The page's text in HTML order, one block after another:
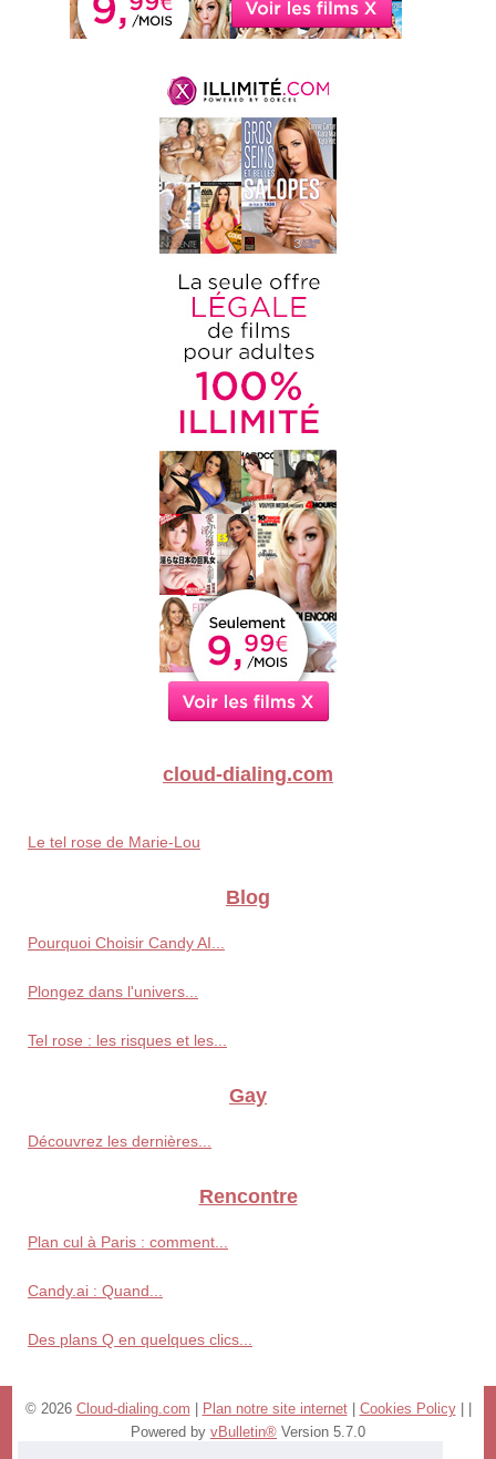
cloud-dialing.com
Le tel rose de Marie-Lou
Blog
Pourquoi Choisir Candy AI...
Plongez dans l'univers...
Tel rose : les risques et les...
Gay
Découvrez les dernières...
Rencontre
Plan cul à Paris : comment...
Candy.ai : Quand...
Des plans Q en quelques clics...
© 2026 Cloud-dialing.com Plan notre site internet| Cookies Policy|
Powered by vBulletin® Version 5.7.0